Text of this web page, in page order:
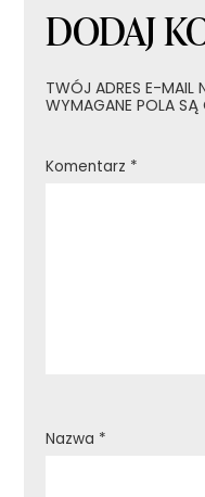
DODAJ
TWÓJ ADRES E-MAIL
WYMAGANE POLA SĄ
Komentarz *
Nazwa *